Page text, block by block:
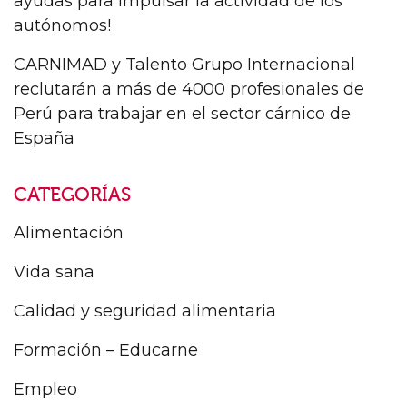
autónomos!
CARNIMAD y Talento Grupo Internacional
reclutarán a más de 4000 profesionales de
Perú para trabajar en el sector cárnico de
España
CATEGORÍAS
Alimentación
Vida sana
Calidad y seguridad alimentaria
Formación – Educarne
Empleo